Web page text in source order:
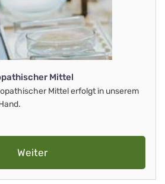
Mittel
Mittel erfolgt in unserem
Weiter